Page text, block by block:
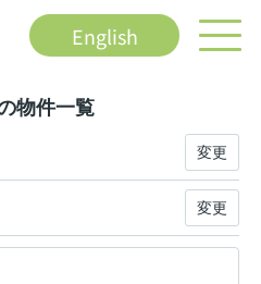
English
物件一覧
変更
変更